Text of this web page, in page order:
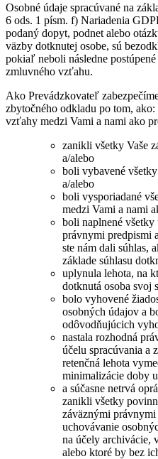
Osobné údaje spracúvané na
6 ods. 1 písm. f) Nariadenia
podaný dopyt, podnet alebo
väzby dotknutej osobe, sú
pokiaľ neboli následne
zmluvného vzťahu.
Ako Prevádzkovateľ
zbytočného odkladu po tom,
vzťahy medzi Vami a nami ako
zanikli všetky Vaše
a/alebo
boli vybavené
a/alebo
boli vysporiadané
medzi Vami a nami
boli naplnené všetky
právnymi predpismi
ste nám dali súhlas,
základe súhlasu
uplynula lehota, na
dotknutá osoba svoj
bolo vyhovené
osobných údajov a
odôvodňujúcich
nastala rozhodná
účelu spracúvania a
retenčná lehota
minimalizácie doby
a súčasne netrvá
zanikli všetky
záväznými
uchovávanie
na účely archivácie,
alebo ktoré by bez